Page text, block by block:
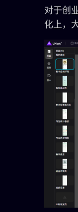
对于创
化上，